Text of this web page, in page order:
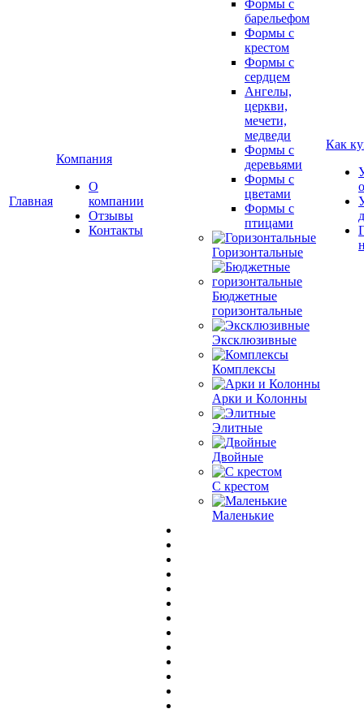
Главная
Компания
О
компании
Отзывы
Контакты
Формы с
барельефом
Формы с
крестом
Формы с
сердцем
Ангелы,
церкви,
мечети,
медведи
Формы с
деревьями
Формы с
цветами
Формы с
птицами
Горизонтальные
Бюджетные
горизонтальные
Эксклюзивные
Комплексы
Арки и Колонны
Элитные
Двойные
С крестом
Маленькие
Как